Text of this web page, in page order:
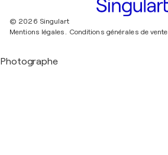
© 2026 Singulart
Mentions légales.
Conditions générales de vente
Photographe